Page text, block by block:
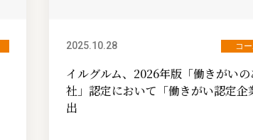
2025.10.28 コ
イルグルム、2026年版「働きがい
社」認定において「働きがい認定企
出